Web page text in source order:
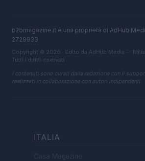
b2bmagazine.it è una proprietà di AdHub
2729933
Copyright © 2026 · Edito da AdHub Media — Italia
Tutti i diritti riservati
I contenuti sono curati dalla redazione con il
realizzati in collaborazione con autori indipendenti.
ITALIA
Casa Magazine